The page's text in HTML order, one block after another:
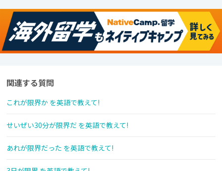
関連する質問
これが限界か を英語で教えて!
せいぜい30分が限界だ を英語で教えて!
あれが限界だった を英語で教えて!